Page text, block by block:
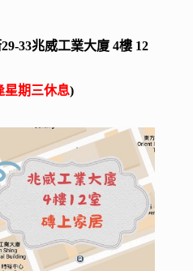
33兆威工業大廈 4樓 12
星期三休息)